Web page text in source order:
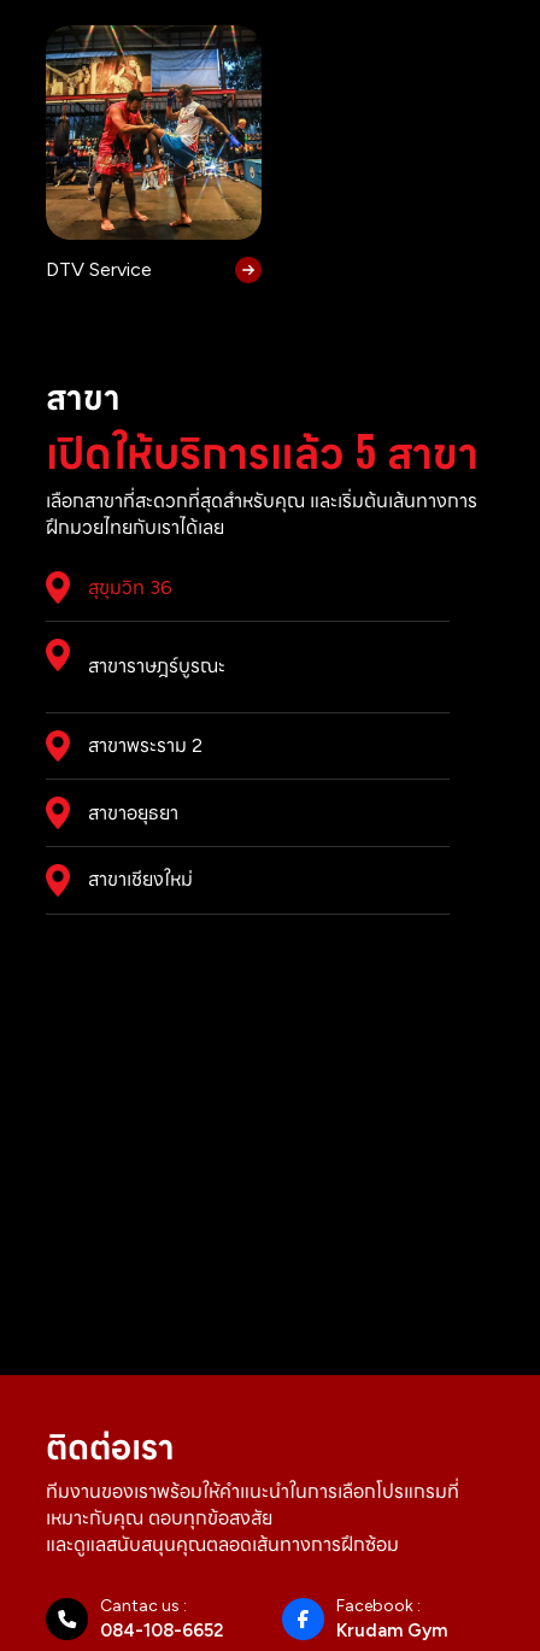
DTV Service
สาขา
เปิดให้บริการแล้ว 5 สาขา
เลือกสาขาที่สะดวกที่สุดสำหรับคุณ และเริ่มต้นเส้นทางการ
ฝึกมวยไทยกับเราได้เลย
สุขุมวิท 36
สาขาราษฎร์บูรณะ
สาขาพระราม 2
สาขาอยุธยา
สาขาเชียงใหม่
ติดต่อเรา
ทีมงานของเราพร้อมให้คำแนะนำในการเลือกโปรแกรมที่
เหมาะกับคุณ ตอบทุกข้อสงสัย
และดูแลสนับสนุนคุณตลอดเส้นทางการฝึกซ้อม
Cantac us :
084-108-6652
Facebook :
Krudam Gym